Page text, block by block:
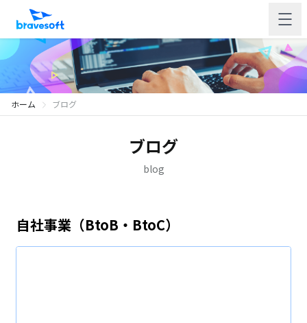
ホーム ブログ
ブログ
blog
自社事業（BtoB・BtoC）